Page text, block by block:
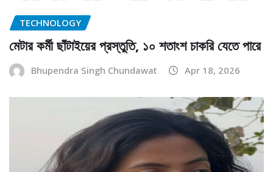
TECHNOLOGY
মেটার কর্মী ছাঁটাইয়ের প্রস্তুতি, ১০ শতাংশ চাকরি যেতে পারে
Bhupendra Singh Chundawat Apr 18, 2026